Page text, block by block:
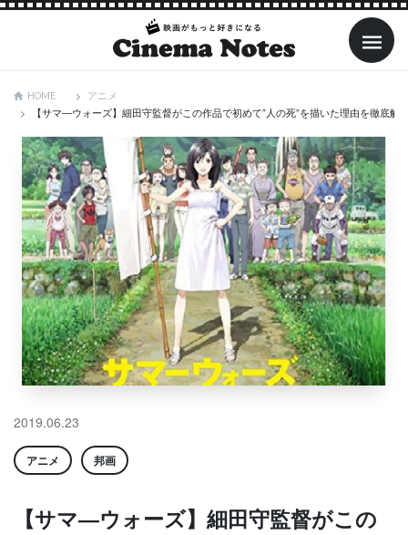
HOME
アニメ
【サマ―ウォーズ】細田守監督がこの作品で初めて”人の死”を描いた理由を徹底
2019.06.23
アニメ 邦画
【サマ―ウォーズ】細田守監督がこの